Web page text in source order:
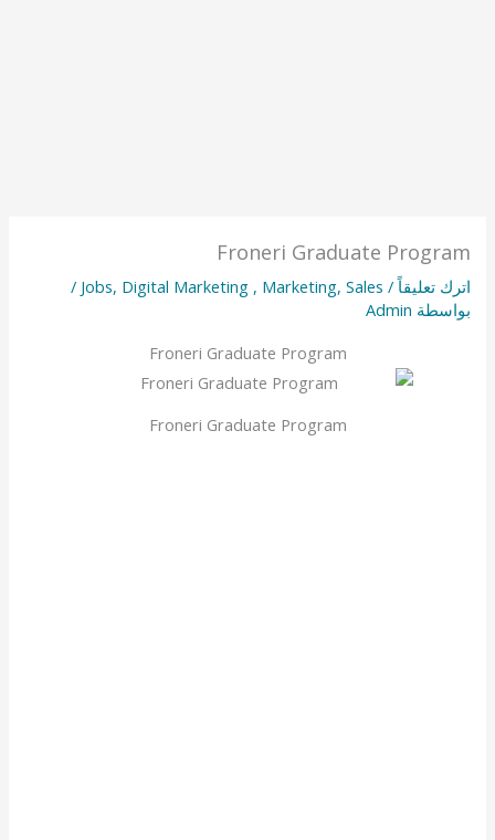
Froneri Graduate Program
اترك تعليقاً /
Jobs, Digital Marketing , Marketing, Sales
/
بواسطة Admin
Froneri Graduate Program
Froneri Graduate Program